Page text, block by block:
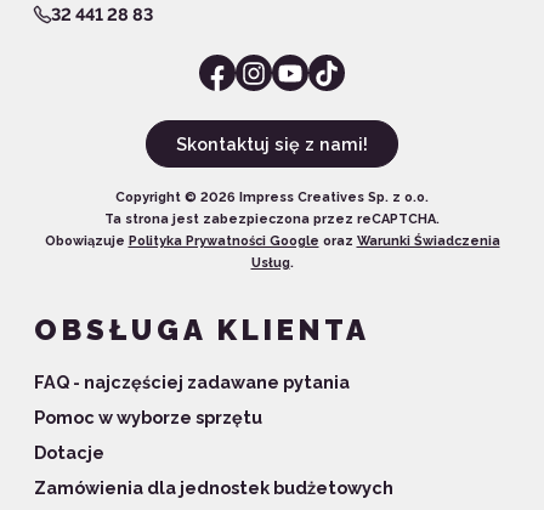
32 441 28 83
Skontaktuj się z nami!
Copyright © 2026 Impress Creatives Sp. z o.o.
Ta strona jest zabezpieczona przez reCAPTCHA.
Obowiązuje Polityka Prywatności Google oraz Warunki Świadczenia
Usług.
OBSŁUGA KLIENTA
FAQ - najczęściej zadawane pytania
Pomoc w wyborze sprzętu
Dotacje
Zamówienia dla jednostek budżetowych